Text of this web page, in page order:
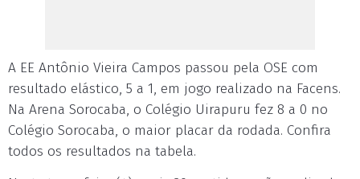
A EE Antônio Vieira Campos passou pela OSE com
resultado elástico, 5 a 1, em jogo realizado na Facens.
Na Arena Sorocaba, o Colégio Uirapuru fez 8 a 0 no
Colégio Sorocaba, o maior placar da rodada. Confira
todos os resultados na tabela.